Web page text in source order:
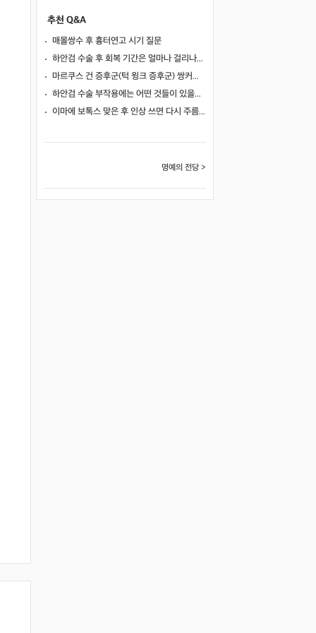
추천 Q&A
매몰쌍수 후 흉터연고 시기 질문
하안검 수술 후 회복 기간은 얼마나 걸리나요?
마르쿠스 건 증후군(턱 윙크 증후군) 쌍커풀 수술 가능 여부
하안검 수술 부작용에는 어떤 것들이 있을까요?
이마에 보톡스 맞은 후 인상 쓰면 다시 주름이 생길까요?
명예의 전당 >